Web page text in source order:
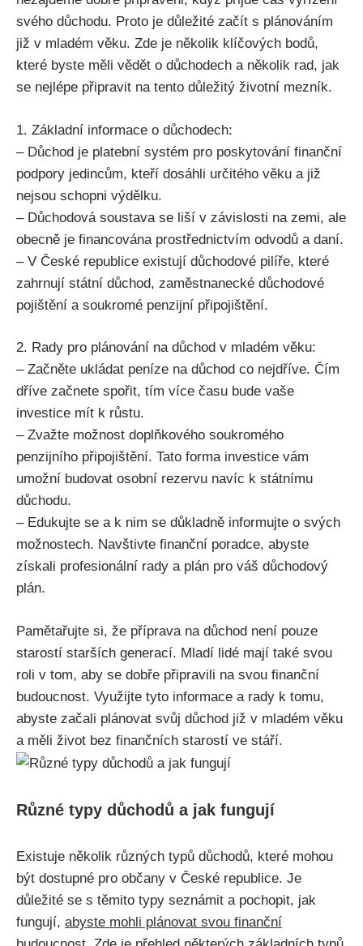
svého důchodu. Proto je důležité začít s plánováním
již v mladém věku. Zde je několik klíčových bodů,
které byste měli vědět o důchodech a několik rad, jak
se nejlépe připravit na tento důležitý životní mezník.
1. Základní informace o důchodech:
– Důchod je platební systém pro poskytování finanční
podpory jedincům, kteří dosáhli určitého věku a již
nejsou schopni výdělku.
– Důchodová soustava se liší v závislosti na zemi, ale
obecně je financována prostřednictvím odvodů a daní.
– V České republice existují důchodové pilíře, které
zahrnují státní důchod, zaměstnanecké důchodové
pojištění a soukromé penzijní připojištění.
2. Rady pro plánování na důchod v mladém věku:
– Začněte ukládat peníze na důchod co nejdříve. Čím
dříve začnete spořit, tím více času bude vaše
investice mít k růstu.
– Zvažte možnost doplňkového soukromého
penzijního připojištění. Tato forma investice vám
umožní budovat osobní rezervu navíc k státnímu
důchodu.
– Edukujte se a k nim se důkladně informujte o svých
možnostech. Navštivte finanční poradce, abyste
získali profesionální rady a plán pro váš důchodový
plán.
Pamětařujte si, že příprava na důchod není pouze
starostí starších generací. Mladí lidé mají také svou
roli v tom, aby se dobře připravili na svou finanční
budoucnost. Využijte tyto informace a rady k tomu,
abyste začali plánovat svůj důchod již v mladém věku
a měli život bez finančních starostí ve stáří.
Různé typy důchodů a jak fungují
Existuje několik různých typů důchodů, které mohou
být dostupné pro občany v České republice. Je
důležité se s těmito typy seznámit a pochopit, jak
fungují, abyste mohli plánovat svou finanční